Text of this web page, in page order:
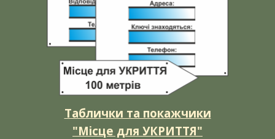
Таблички та покажчики
"Місце для УКРИТТЯ"